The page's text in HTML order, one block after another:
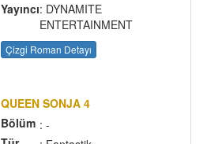
Yayıncı: DYNAMITE
ENTERTAINMENT
Çizgi Roman Detayı
QUEEN SONJA 4
Bölüm : -